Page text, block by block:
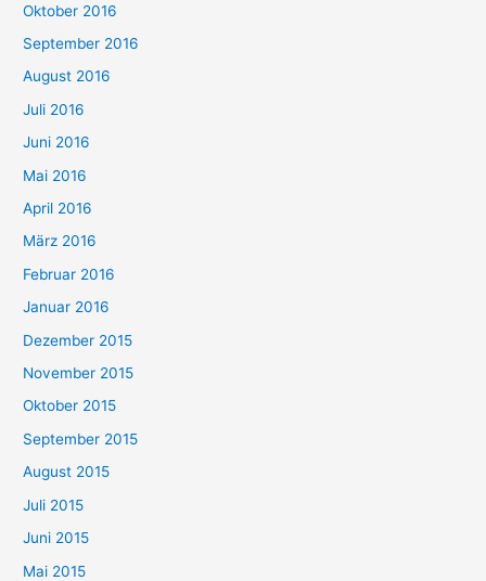
Oktober 2016
September 2016
August 2016
Juli 2016
Juni 2016
Mai 2016
April 2016
März 2016
Februar 2016
Januar 2016
Dezember 2015
November 2015
Oktober 2015
September 2015
August 2015
Juli 2015
Juni 2015
Mai 2015